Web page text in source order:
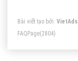
Bài viết tạo bởi: VietAds
FAQPage(2804)